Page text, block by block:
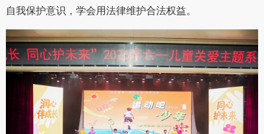
自我保护意识，学会用法律维护合法权益。